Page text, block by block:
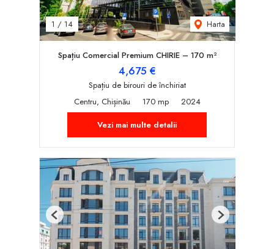
1 / 14 Harta
Spațiu Comercial Premium CHIRIE – 170 m²
4,675 €
Spațiu de birouri de închiriat
Centru, Chișinău
170 mp
2024
Vezi mai multe detalii
Previous Next